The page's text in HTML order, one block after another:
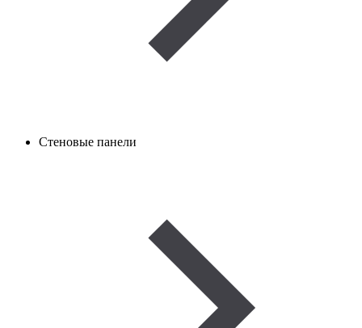
Стеновые панели